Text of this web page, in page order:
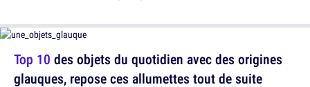
Top 10 des objets du quotidien avec des origines
glauques, repose ces allumettes tout de suite